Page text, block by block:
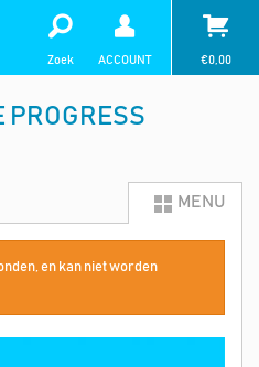
Zoek ACCOUNT €0,00
PROGRESS
MENU
en kan niet worden